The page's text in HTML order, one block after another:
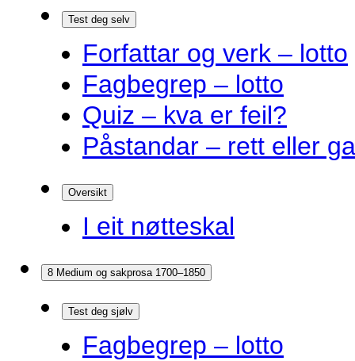
Test deg selv
Forfattar og verk – lotto
Fagbegrep – lotto
Quiz – kva er feil?
Påstandar – rett eller
Oversikt
I eit nøtteskal
8 Medium og sakprosa 1700–1850
Test deg sjølv
Fagbegrep – lotto